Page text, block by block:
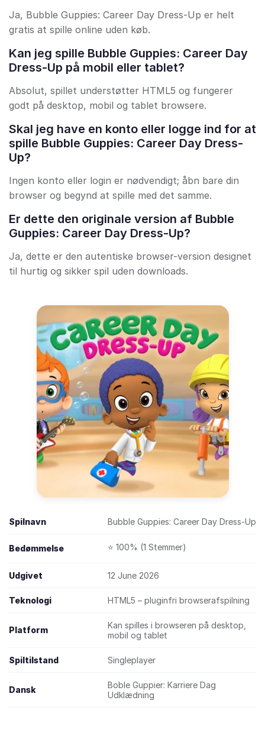
Ja, Bubble Guppies: Career Day Dress-Up er helt
gratis at spille online uden køb.
Kan jeg spille Bubble Guppies: Career Day
Dress-Up på mobil eller tablet?
Absolut, spillet understøtter HTML5 og fungerer
godt på desktop, mobil og tablet browsere.
Skal jeg have en konto eller logge ind for at
spille Bubble Guppies: Career Day Dress-
Up?
Ingen konto eller login er nødvendigt; åbn bare din
browser og begynd at spille med det samme.
Er dette den originale version af Bubble
Guppies: Career Day Dress-Up?
Ja, dette er den autentiske browser-version designet
til hurtig og sikker spil uden downloads.
Spilnavn Bubble Guppies: Career Day Dress-Up
Bedømmelse ⭐ 100% (1 Stemmer)
Udgivet 12 June 2026
Teknologi HTML5 – pluginfri browserafspilning
Platform
Kan spilles i browseren på desktop,
mobil og tablet
Spiltilstand Singleplayer
Dansk
Boble Guppier: Karriere Dag
Udklædning